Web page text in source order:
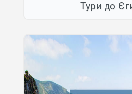
Тури до